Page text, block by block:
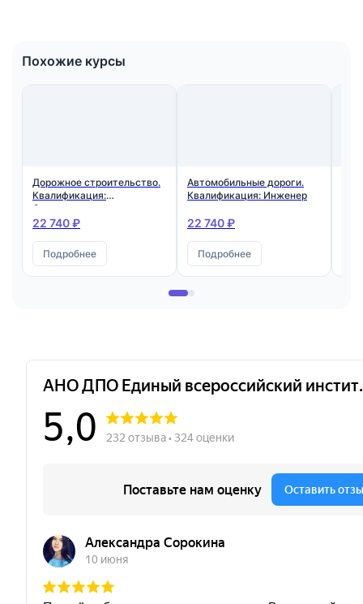
Похожие курсы
Дорожное строительство.
Квалификация:
Специалист по
организации
дорожного хозяйства
22 740 ₽
Подробнее
Автомобильные дороги.
Квалификация: Инженер
22 740 ₽
Подробнее